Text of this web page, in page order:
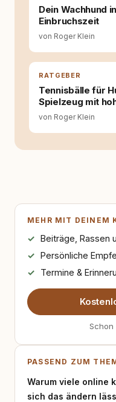
Dein Wachhund
Einbruchszeit
von Roger Klein
RATGEBER
Tennisbälle für
Spielzeug mit
von Roger Klein
MEHR MIT DEINEM
Beiträge, Rassen
Persönliche
Termine &
Schon
PASSEND ZUM
Warum viele online
sich das ändern